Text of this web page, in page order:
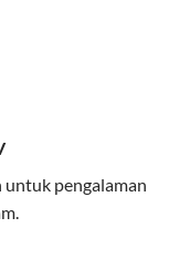
anggota
digabung
untuk pengalaman